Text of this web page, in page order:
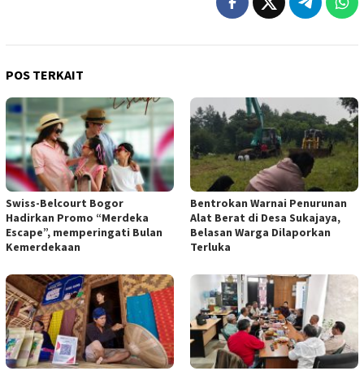
POS TERKAIT
Swiss-Belcourt Bogor
Hadirkan Promo “Merdeka
Escape”, memperingati Bulan
Kemerdekaan
Bentrokan Warnai Penurunan
Alat Berat di Desa Sukajaya,
Belasan Warga Dilaporkan
Terluka